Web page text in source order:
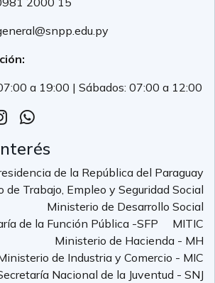
a 19:00 | Sábados: 07:00 a 12:00
de la República del Paraguay
de Trabajo, Empleo y Seguridad Social
Ministerio de Desarrollo Social
de la Función Pública -SFP
MITIC
Ministerio de Hacienda - MH
de Industria y Comercio - MIC
Nacional de la Juventud - SNJ